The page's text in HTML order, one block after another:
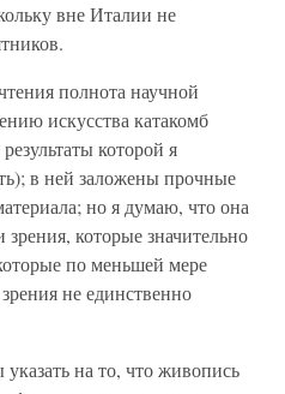
вне Италии не
полнота научной
искусства катакомб
которой я
в ней заложены прочные
но я думаю, что она
которые значительно
по меньшей мере
не единственно
на то, что живопись